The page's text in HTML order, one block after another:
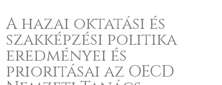
A hazai oktatási és
szakképzési politika
eredményei és
prioritásai az OECD